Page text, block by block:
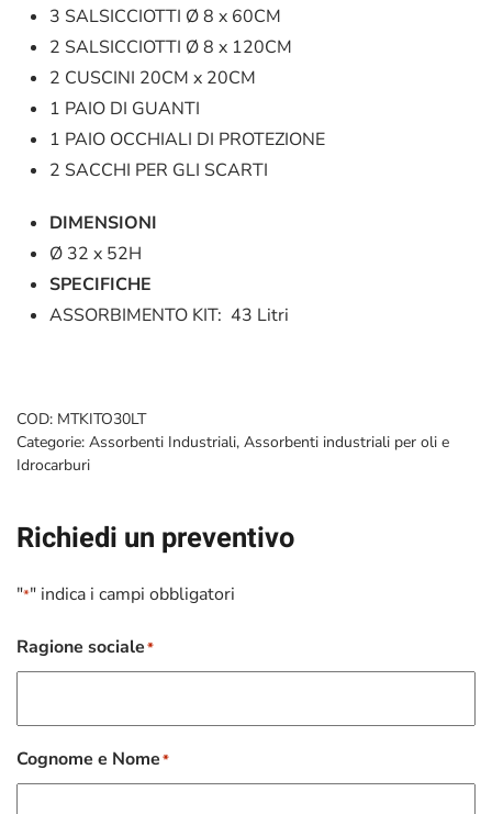
3 SALSICCIOTTI Ø 8 x 60CM
2 SALSICCIOTTI Ø 8 x 120CM
2 CUSCINI 20CM x 20CM
1 PAIO DI GUANTI
1 PAIO OCCHIALI DI PROTEZIONE
2 SACCHI PER GLI SCARTI
DIMENSIONI
Ø 32 x 52H
SPECIFICHE
ASSORBIMENTO KIT: 43 Litri
COD: MTKITO30LT
Categorie: Assorbenti Industriali, Assorbenti industriali per oli e
Idrocarburi
Richiedi un preventivo
"*" indica i campi obbligatori
Ragione sociale*
Cognome e Nome*